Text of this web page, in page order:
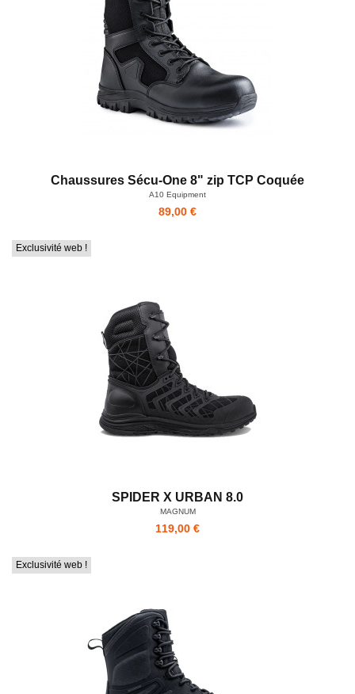
Chaussures Sécu-One 8" zip TCP Coquée
A10 Equipment
89,00 €
Exclusivité web !
SPIDER X URBAN 8.0
MAGNUM
119,00 €
Exclusivité web !